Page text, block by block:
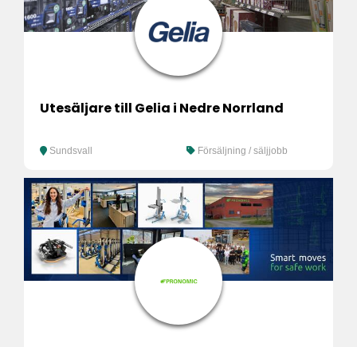
Utesäljare till Gelia i Nedre Norrland
Sundsvall Försäljning / säljjobb